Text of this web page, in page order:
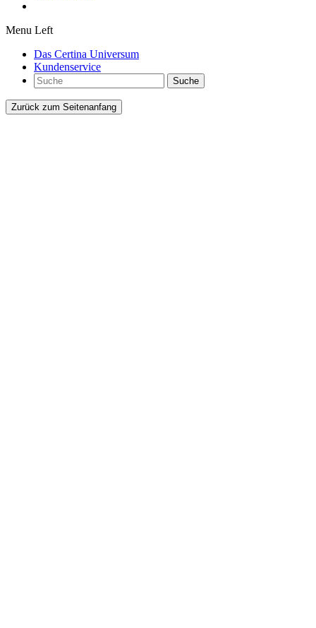
Menu Left
Das Certina Universum
Kundenservice
Suche
Zurück zum Seitenanfang